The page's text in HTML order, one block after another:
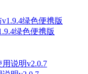
绿色便携版